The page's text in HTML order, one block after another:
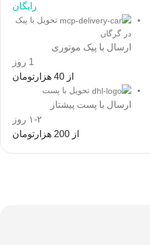
رایگان
تحویل با پیک
در گرگان
ارسال با پیک موتوری
1 روز
از 40 هزارتومان
تحویل با پست
ارسال با پست پیشتاز
۱-۲ روز
از 200 هزارتومان